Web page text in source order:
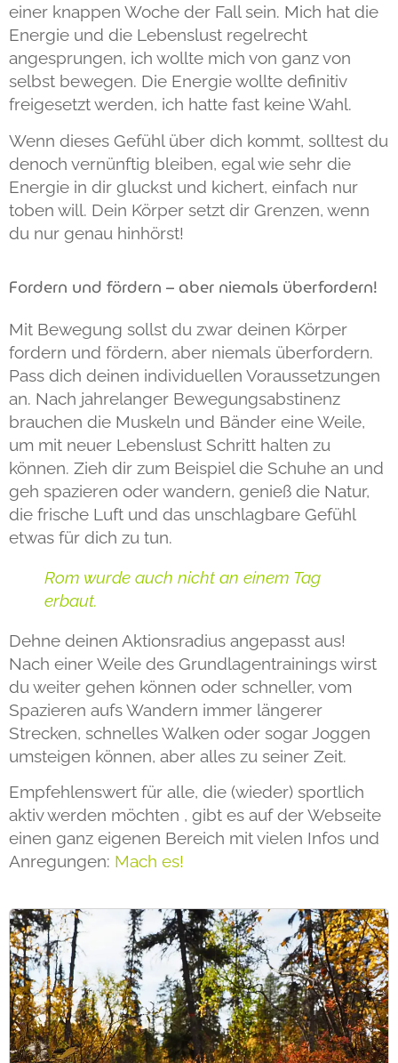
einer knappen Woche der Fall sein. Mich hat die
Energie und die Lebenslust regelrecht
angesprungen, ich wollte mich von ganz von
selbst bewegen. Die Energie wollte definitiv
freigesetzt werden, ich hatte fast keine Wahl.
Wenn dieses Gefühl über dich kommt, solltest du
denoch vernünftig bleiben, egal wie sehr die
Energie in dir gluckst und kichert, einfach nur
toben will. Dein Körper setzt dir Grenzen, wenn
du nur genau hinhörst!
Fordern und fördern – aber niemals überfordern!
Mit Bewegung sollst du zwar deinen Körper
fordern und fördern, aber niemals überfordern.
Pass dich deinen individuellen Voraussetzungen
an. Nach jahrelanger Bewegungsabstinenz
brauchen die Muskeln und Bänder eine Weile,
um mit neuer Lebenslust Schritt halten zu
können. Zieh dir zum Beispiel die Schuhe an und
geh spazieren oder wandern, genieß die Natur,
die frische Luft und das unschlagbare Gefühl
etwas für dich zu tun.
Rom wurde auch nicht an einem Tag
erbaut.
Dehne deinen Aktionsradius angepasst aus!
Nach einer Weile des Grundlagentrainings wirst
du weiter gehen können oder schneller, vom
Spazieren aufs Wandern immer längerer
Strecken, schnelles Walken oder sogar Joggen
umsteigen können, aber alles zu seiner Zeit.
Empfehlenswert für alle, die (wieder) sportlich
aktiv werden möchten , gibt es auf der Webseite
einen ganz eigenen Bereich mit vielen Infos und
Anregungen: Mach es!